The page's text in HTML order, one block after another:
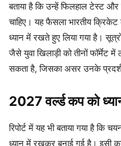
बताया है कि उन्हें फिलहाल टेस्ट
चाहिए। यह फैसला भारतीय
ध्यान में रखते हुए लिया गया है।
जैसे युवा खिलाड़ी को तीनों
सकता है, जिसका असर उनके
2027 वर्ल्ड कप को
रिपोर्ट में यह भी बताया गया है कि
ध्यान में रखकर बनाई गई है। इसी